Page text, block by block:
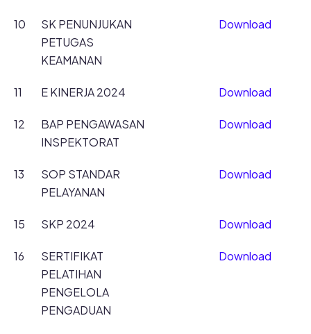
10
SK PENUNJUKAN
PETUGAS
KEAMANAN
Download
11 E KINERJA 2024 Download
12
BAP PENGAWASAN
INSPEKTORAT
Download
13
SOP STANDAR
PELAYANAN
Download
15 SKP 2024 Download
16
SERTIFIKAT
PELATIHAN
PENGELOLA
PENGADUAN
Download